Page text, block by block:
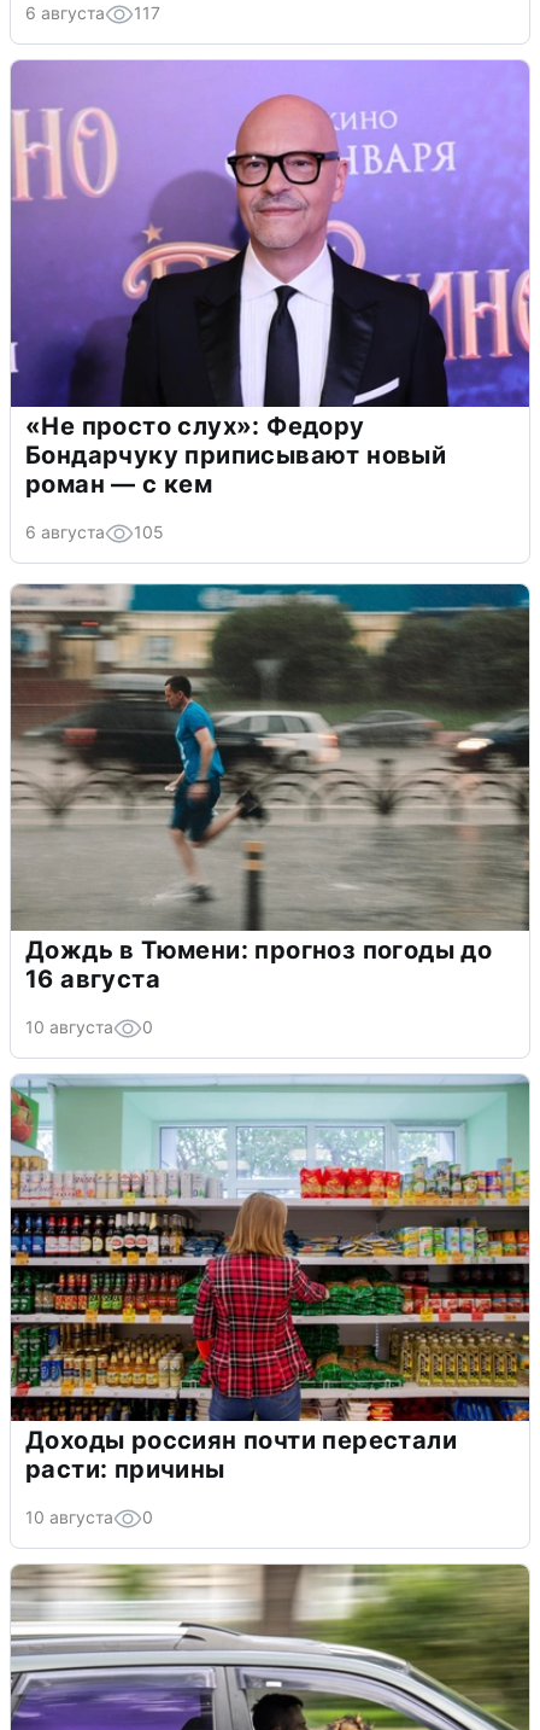
6 августа 117
«Не просто слух»: Федору
Бондарчуку приписывают новый
роман — с кем
6 августа 105
Дождь в Тюмени: прогноз погоды до
16 августа
10 августа 0
Доходы россиян почти перестали
расти: причины
10 августа 0